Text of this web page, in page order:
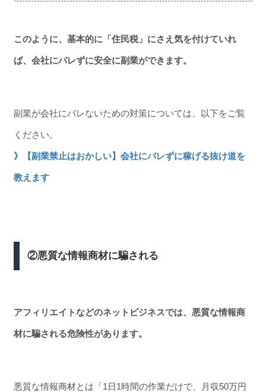
このように、基本的に「住民税」にさえ気を付けていれ
ば、会社にバレずに安全に副業ができます。
副業が会社にバレないための対策については、以下をご覧
ください。
》【副業禁止はおかしい】会社にバレずに稼げる抜け道を
教えます
②悪質な情報商材に騙される
アフィリエイトなどのネットビジネスでは、悪質な情報商
材に騙される危険性があります。
悪質な情報商材とは「1日1時間の作業だけで、月収50万円